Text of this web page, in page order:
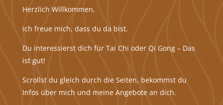
Herzlich Willkommen,
ich freue mich, dass du da bist.
Du interessierst dich für Tai Chi oder Qi Gong – Das
ist gut!
Scrollst du gleich durch die Seiten, bekommst du
Infos über mich und meine Angebote an dich.